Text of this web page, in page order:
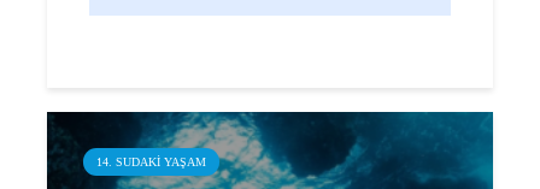
14. SUDAKI YAŞAM